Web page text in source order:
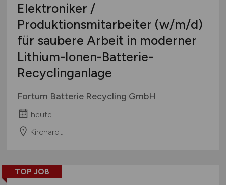
Elektroniker /
Produktionsmitarbeiter (w/m/d)
für saubere Arbeit in moderner
Lithium-Ionen-Batterie-
Recyclinganlage
Fortum Batterie Recycling GmbH
heute
Kirchardt
TOP JOB